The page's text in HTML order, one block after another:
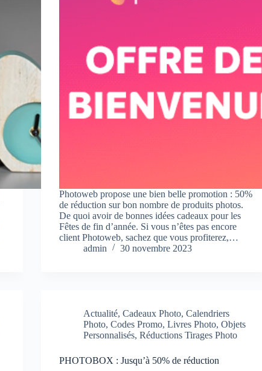
Photoweb propose une bien belle promotion : 50%
de réduction sur bon nombre de produits photos.
De quoi avoir de bonnes idées cadeaux pour les
Fêtes de fin d’année. Si vous n’êtes pas encore
client Photoweb, sachez que vous profiterez,…
admin
30 novembre 2023
Actualité,Cadeaux Photo,Calendriers
Photo,Codes Promo,Livres Photo,Objets
Personnalisés,Réductions Tirages Photo
PHOTOBOX : Jusqu’à 50% de réduction